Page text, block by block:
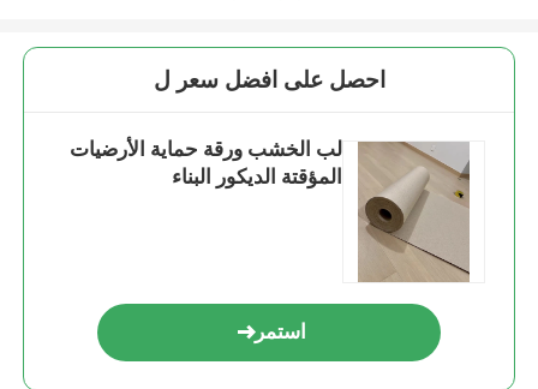
احصل على افضل سعر ل
لب الخشب ورقة حماية الأرضيات
المؤقتة الديكور البناء
استمر